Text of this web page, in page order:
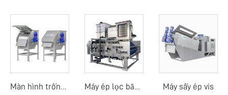
Màn hình trống quay ngoài Máy ép lọc băng tải trống quay Máy sấy ép vis